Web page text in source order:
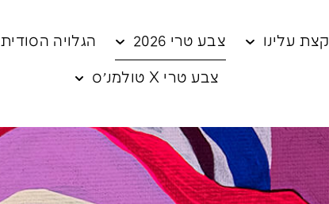
קצת עלינו צבע טרי 2026 הגלויה הסודית
צבע טרי X טולמנ׳ס